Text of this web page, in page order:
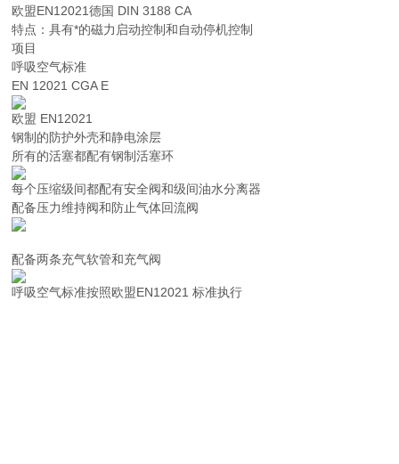
欧盟EN12021德国 DIN 3188 CA
特点：具有*的磁力启动控制和自动停机控制
项目
呼吸空气标准
EN 12021 CGA E
欧盟 EN12021
钢制的防护外壳和静电涂层
所有的活塞都配有钢制活塞环
每个压缩级间都配有安全阀和级间油水分离器
配备压力维持阀和防止气体回流阀
配备两条充气软管和充气阀
呼吸空气标准按照欧盟EN12021 标准执行